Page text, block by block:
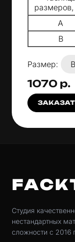
A
B
Размер:
1070 р.
Студия
нестандартных
сложности с 2016